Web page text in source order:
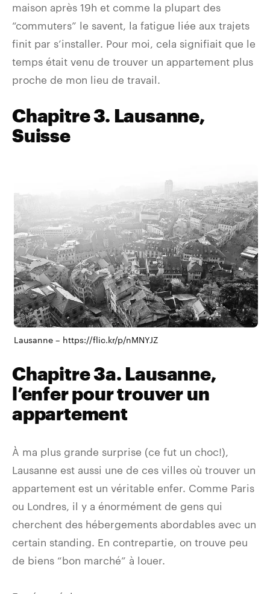
maison après 19h et comme la plupart des
“commuters” le savent, la fatigue liée aux trajets
finit par s’installer. Pour moi, cela signifiait que le
temps était venu de trouver un appartement plus
proche de mon lieu de travail.
Chapitre 3. Lausanne,
Suisse
Lausanne – https://flic.kr/p/nMNYJZ
Chapitre 3a. Lausanne,
l’enfer pour trouver un
appartement
À ma plus grande surprise (ce fut un choc!),
Lausanne est aussi une de ces villes où trouver un
appartement est un véritable enfer. Comme Paris
ou Londres, il y a énormément de gens qui
cherchent des hébergements abordables avec un
certain standing. En contrepartie, on trouve peu
de biens “bon marché” à louer.